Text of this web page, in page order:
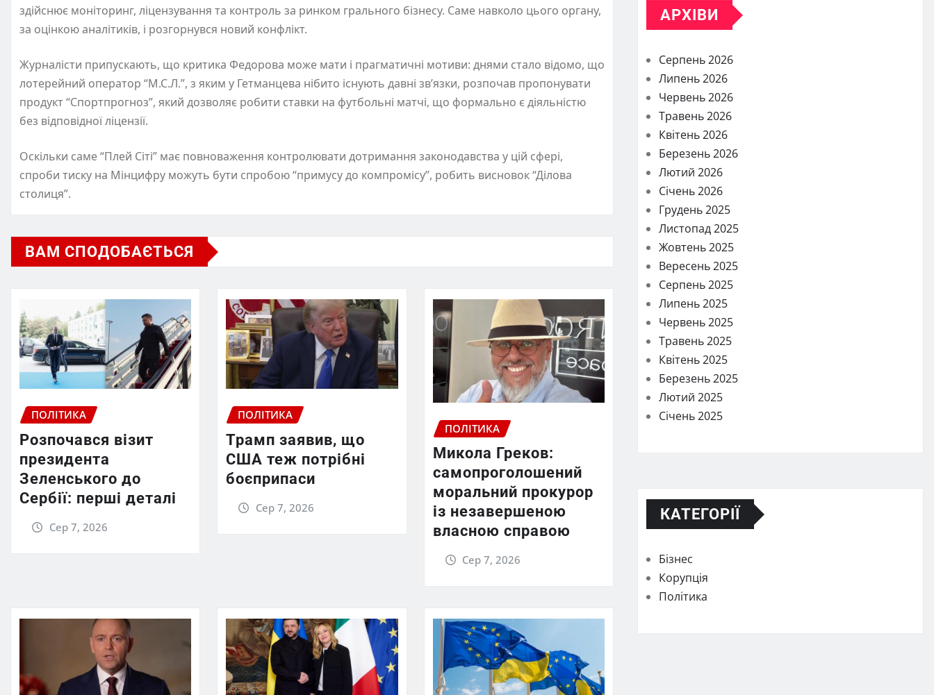
здійснює моніторинг, ліцензування та контроль за ринком грального бізнесу. Саме навколо цього органу,
за оцінкою аналітиків, і розгорнувся новий конфлікт.
Журналісти припускають, що критика Федорова може мати і прагматичні мотиви: днями стало відомо, що
лотерейний оператор “М.С.Л.”, з яким у Гетманцева нібито існують давні зв’язки, розпочав пропонувати
продукт “Спортпрогноз”, який дозволяє робити ставки на футбольні матчі, що формально є діяльністю
без відповідної ліцензії.
Оскільки саме “Плей Сіті” має повноваження контролювати дотримання законодавства у цій сфері,
спроби тиску на Мінцифру можуть бути спробою “примусу до компромісу”, робить висновок “Ділова
столиця”.
ВАМ СПОДОБАЄТЬСЯ
ПОЛІТИКА
Розпочався візит
президента
Зеленського до
Сербії: перші деталі
Сер 7, 2026
ПОЛІТИКА
Трамп заявив, що
США теж потрібні
боєприпаси
Сер 7, 2026
ПОЛІТИКА
Микола Греков:
самопроголошений
моральний прокурор
із незавершеною
власною справою
Сер 7, 2026
АРХІВИ
Серпень 2026
Липень 2026
Червень 2026
Травень 2026
Квітень 2026
Березень 2026
Лютий 2026
Січень 2026
Грудень 2025
Листопад 2025
Жовтень 2025
Вересень 2025
Серпень 2025
Липень 2025
Червень 2025
Травень 2025
Квітень 2025
Березень 2025
Лютий 2025
Січень 2025
КАТЕГОРІЇ
Бізнес
Корупція
Політика